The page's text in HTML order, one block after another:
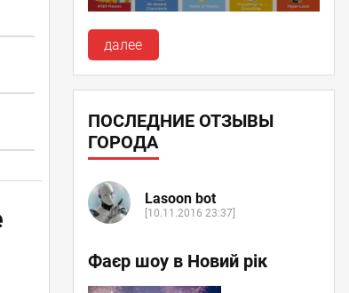
далее
ПОСЛЕДНИЕ ОТЗЫВЫ
ГОРОДА
Lasoon bot
[10.11.2016 23:37]
Фаєр шоу в Новий рік